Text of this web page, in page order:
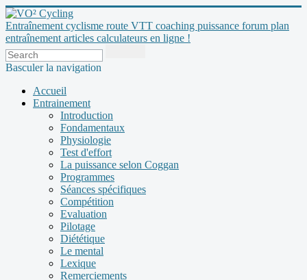
Entraînement cyclisme route VTT coaching puissance forum plan
entraînement articles calculateurs en ligne !
Basculer la navigation
Accueil
Entrainement
Introduction
Fondamentaux
Physiologie
Test d'effort
La puissance selon Coggan
Programmes
Séances spécifiques
Compétition
Evaluation
Pilotage
Diététique
Le mental
Lexique
Remerciements